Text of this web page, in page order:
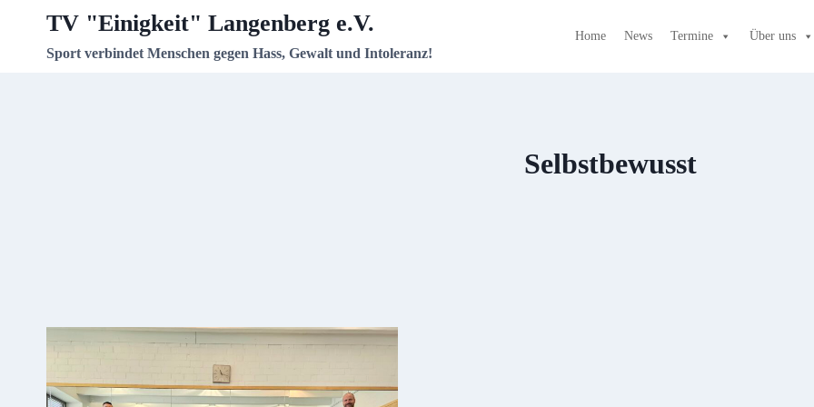
springen
TV "Einigkeit" Langenberg e.V.
Sport verbindet Menschen gegen Hass, Gewalt und Intoleranz!
Home News Termine Über uns
Selbstbewusst